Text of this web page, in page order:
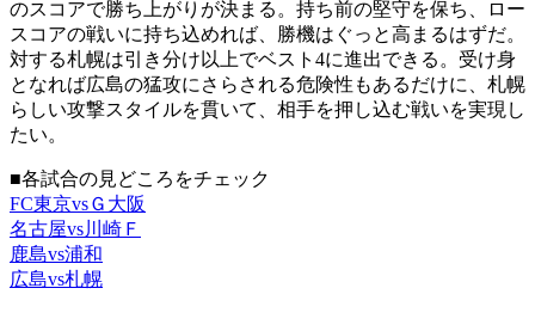
のスコアで勝ち上がりが決まる。持ち前の堅守を保ち、ロー
スコアの戦いに持ち込めれば、勝機はぐっと高まるはずだ。
対する札幌は引き分け以上でベスト4に進出できる。受け身
となれば広島の猛攻にさらされる危険性もあるだけに、札幌
らしい攻撃スタイルを貫いて、相手を押し込む戦いを実現し
たい。
■各試合の見どころをチェック
FC東京vsＧ大阪
名古屋vs川崎Ｆ
鹿島vs浦和
広島vs札幌